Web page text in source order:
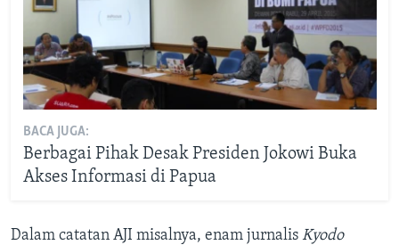
BACA JUGA:
Berbagai Pihak Desak Presiden Jokowi Buka
Akses Informasi di Papua
Dalam catatan AJI misalnya, enam jurnalis Kyodo